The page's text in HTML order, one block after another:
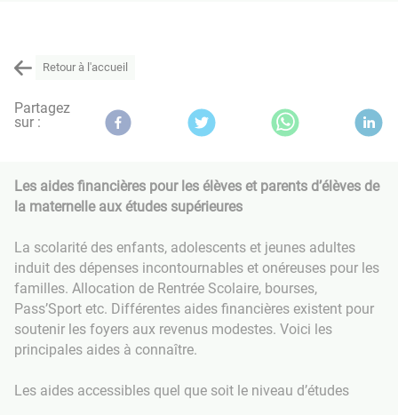
Retour à l'accueil
Partagez
sur :
Les aides financières pour les élèves et parents d’élèves de
la maternelle aux études supérieures
La scolarité des enfants, adolescents et jeunes adultes
induit des dépenses incontournables et onéreuses pour les
familles. Allocation de Rentrée Scolaire, bourses,
Pass’Sport etc. Différentes aides financières existent pour
soutenir les foyers aux revenus modestes. Voici les
principales aides à connaître.
Les aides accessibles quel que soit le niveau d’études